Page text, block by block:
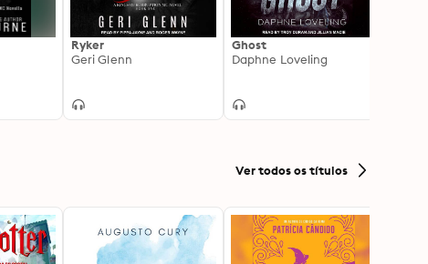
Ryker
Geri Glenn
Ghost
Daphne Loveling
Ver todos os títulos